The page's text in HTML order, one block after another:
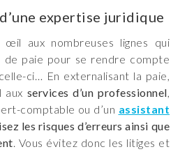
expertise juridique
aux nombreuses lignes qui
de paie pour se rendre compte
ci… En externalisant la paie,
aux services d’un professionnel,
comptable ou d’un assistant
les risques d’erreurs ainsi que
. Vous évitez donc les litiges et